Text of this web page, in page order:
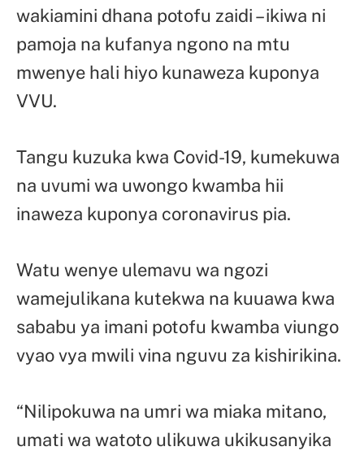
wakiamini dhana potofu zaidi – ikiwa ni
pamoja na kufanya ngono na mtu
mwenye hali hiyo kunaweza kuponya
VVU.
Tangu kuzuka kwa Covid-19, kumekuwa
na uvumi wa uwongo kwamba hii
inaweza kuponya coronavirus pia.
Watu wenye ulemavu wa ngozi
wamejulikana kutekwa na kuuawa kwa
sababu ya imani potofu kwamba viungo
vyao vya mwili vina nguvu za kishirikina.
“Nilipokuwa na umri wa miaka mitano,
umati wa watoto ulikuwa ukikusanyika